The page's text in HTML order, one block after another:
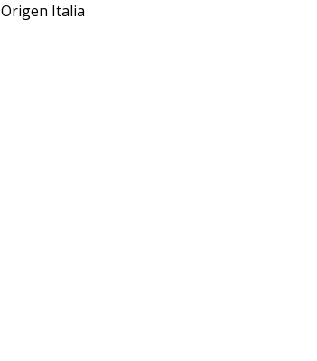
Origen Italia